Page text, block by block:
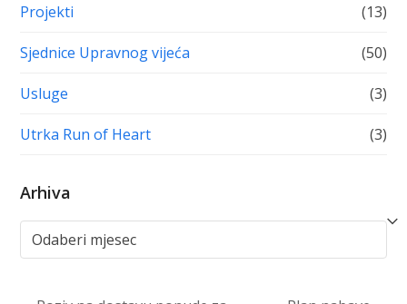
Projekti (13)
Sjednice Upravnog vijeća (50)
Usluge (3)
Utrka Run of Heart (3)
Arhiva
Arhiva